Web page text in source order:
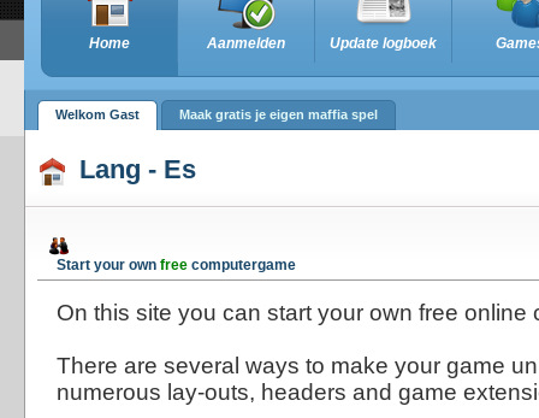
Home Aanmelden Update logboek
Welkom Gast Maak gratis je eigen maffia spel
Lang - Es
Start your own free computergame
On this site you can start your own free online
There are several ways to make your game
numerous lay-outs, headers and game